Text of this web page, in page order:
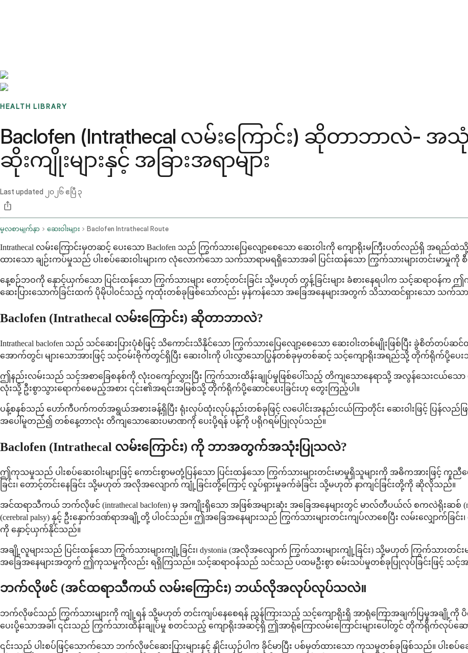
HEALTH LIBRARY
Baclofen (Intrathecal လမ်းကြောင်း) ဆိုတာဘာလဲ-
ဆိုးကျိုးများနှင့် အခြားအရာများ
Last updated ၂၀၂၆ ဧပြီ ၃
မူလစာမျက်နှာ ဆေးဝါးများ Baclofen Intrathecal Route
Intrathecal လမ်းကြောင်းမှတဆင့် ပေးသော Baclofen သည် ကြွက်သားပြေလျော့စေသော ဆေးဝါးကို ကျောရိုးမကြီးပတ်လည်
ထားသော ချဉ်းကပ်မှုသည် ပါးစပ်ဆေးဝါးများက လုံလောက်သော သက်သာရာမရရှိသောအခါ ပြင်းထန်သော ကြွက်သားများတင်းမာမှု
နေ့စဉ်ဘဝကို နှောင့်ယှက်သော ပြင်းထန်သော ကြွက်သားများ တောင့်တင်းခြင်း သို့မဟုတ် တွန့်ခြင်းများ ခံစားနေရပါက သင့်ဆရာဝန်က
ဆေးပြားသောက်ခြင်းထက် ပိုမိုပါဝင်သည့် ကုထုံးတစ်ခုဖြစ်သော်လည်း မှန်ကန်သော အခြေအနေများအတွက် သိသာထင်ရှားသော သက်သ
Baclofen (Intrathecal လမ်းကြောင်း) ဆိုတာဘာလဲ?
Intrathecal baclofen သည် သင်ဆေးပြားပုံစံဖြင့် သိကောင်းသိနိုင်သော ကြွက်သားပြေလျော့စေသော ဆေးဝါးတစ်မျိုးဖြစ်ပြီး ခွဲစိတ်
အောက်တွင်၊ များသောအားဖြင့် သင့်ဝမ်းဗိုက်တွင်ရှိပြီး ဆေးဝါးကို ပါးလွှာသောပြွန်တစ်ခုမှတစ်ဆင့် သင့်ကျောရိုးအရည်သို့ တိုက်ရိုက်ပို့ပေ
ဤနည်းလမ်းသည် သင့်အစာခြေစနစ်ကို လုံးဝကျော်လွှားပြီး ကြွက်သားထိန်းချုပ်မှုဖြစ်ပေါ်သည့် တိကျသောနေရာသို့ အလွန်သေးငယ်သော
လုံးသို့ ဦးစွာသွားရောက်စေမည့်အစား ၎င်း၏အရင်းအမြစ်သို့ တိုက်ရိုက်ပို့ဆောင်ပေးခြင်းဟု တွေးကြည့်ပါ။
ပန့်စနစ်သည် ဟော်ကီပက်ကတ်အရွယ်အစားခန့်ရှိပြီး ရုံးလုပ်ထုံးလုပ်နည်းတစ်ခုဖြင့် လပေါင်းအနည်းငယ်ကြာတိုင်း ဆေးဝါးဖြင့် ပြ
အပေါ်မူတည်၍ တစ်နေ့တာလုံး တိကျသောဆေးပမာဏကို ပေးပို့ရန် ပန့်ကို ပရိုဂရမ်ပြုလုပ်သည်။
Baclofen (Intrathecal လမ်းကြောင်း) ကို ဘာအတွက်အသုံးပြုသလဲ?
ဤကုသမှုသည် ပါးစပ်ဆေးဝါးများဖြင့် ကောင်းစွာမတုံ့ပြန်သော ပြင်းထန်သော ကြွက်သားများတင်းမာမှုရှိသူများကို အဓိကအားဖြင့် ကူ
ခြင်း၊ တောင့်တင်းနေခြင်း သို့မဟုတ် အလိုအလျောက် ကျုံ့ခြင်းတို့ကြောင့် လှုပ်ရှားမှုခက်ခဲခြင်း သို့မဟုတ် နာကျင်ခြင်းတို့ကို ဆိုလိုသည်။
အင်ထရာသီကယ် ဘက်လိုဖင် (intrathecal baclofen) မှ အကျိုးရှိသော အဖြစ်အများဆုံး အခြေအနေများတွင် မာလ်တီပယ်လ် စကလဲရိုးဆစ်
(cerebral palsy) နှင့် ဦးနှောက်ဒဏ်ရာအချို့တို့ ပါဝင်သည်။ ဤအခြေအနေများသည် ကြွက်သားများတင်းကျပ်လာစေပြီး လမ်းလျှောက်
ကို နှောင့်ယှက်နိုင်သည်။
အချို့လူများသည် ပြင်းထန်သော ကြွက်သားများကျုံ့ခြင်း၊ dystonia (အလိုအလျောက် ကြွက်သားများကျုံ့ခြင်း) သို့မဟုတ် ကြွက်သား
အခြေအနေများအတွက် ဤကုသမှုကိုလည်း ရရှိကြသည်။ သင့်ဆရာဝန်သည် သင်သည် ပထမဦးစွာ စမ်းသပ်မှုတစ်ခုပြုလုပ်ခြင်းဖြင့်
ဘက်လိုဖင် (အင်ထရာသီကယ် လမ်းကြောင်း) ဘယ်လိုအလုပ်လုပ်သလဲ။
ဘက်လိုဖင်သည် ကြွက်သားများကို ကျုံ့ရန် သို့မဟုတ် တင်းကျပ်နေစေရန် ညွှန်ကြားသည့် သင့်ကျောရိုးရှိ အာရုံကြောအချက်ပြမှုအချို့
ပေးပို့သောအခါ၊ ၎င်းသည် ကြွက်သားထိန်းချုပ်မှု စတင်သည့် ကျောရိုးအဆင့်ရှိ ဤအာရုံကြောလမ်းကြောင်းများပေါ်တွင် တိုက်ရိုက်လုပ်ဆ
၎င်းသည် ပါးစပ်ဖြင့်သောက်သော ဘက်လိုဖင်ဆေးပြားများနှင့် နှိုင်းယှဉ်ပါက ခိုင်မာပြီး ပစ်မှတ်ထားသော ကုသမှုတစ်ခုဖြစ်သည်။ ပါး